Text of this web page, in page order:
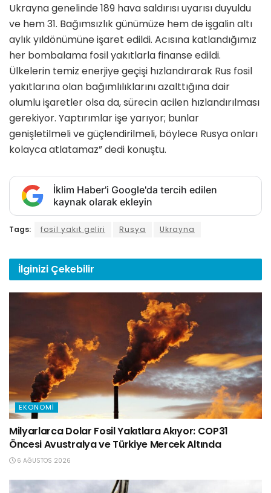
Ukrayna genelinde 189 hava saldırısı uyarısı duyuldu
ve hem 31. Bağımsızlık günümüze hem de işgalin altı
aylık yıldönümüne işaret edildi. Acısına katlandığımız
her bombalama fosil yakıtlarla finanse edildi.
Ülkelerin temiz enerjiye geçişi hızlandırarak Rus fosil
yakıtlarına olan bağımlılıklarını azalttığına dair
olumlu işaretler olsa da, sürecin acilen hızlandırılması
gerekiyor. Yaptırımlar işe yarıyor; bunlar
genişletilmeli ve güçlendirilmeli, böylece Rusya onları
kolayca atlatamaz” dedi konuştu.
İklim Haber'i Google'da tercih edilen
kaynak olarak ekleyin
Tags: fosil yakıt geliri Rusya Ukrayna
İlginizi Çekebilir
EKONOMI
Milyarlarca Dolar Fosil Yakıtlara Akıyor: COP31
Öncesi Avustralya ve Türkiye Mercek Altında
6 AĞUSTOS 2026